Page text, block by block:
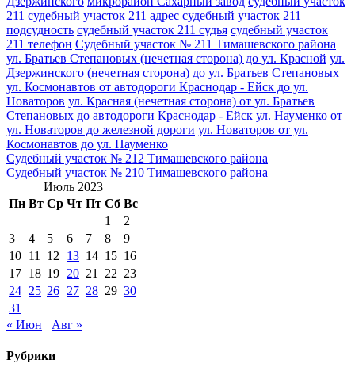
211 судебный участок 211 адрес судебный участок 211
подсудность судебный участок 211 судья судебный участок
211 телефон Судебный участок № 211 Тимашевского района
ул. Братьев Степановых (нечетная сторона) до ул. Красной ул.
Дзержинского (нечетная сторона) до ул. Братьев Степановых
ул. Космонавтов от автодороги Краснодар - Ейск до ул.
Новаторов ул. Красная (нечетная сторона) от ул. Братьев
Степановых до автодороги Краснодар - Ейск ул. Науменко от
ул. Новаторов до железной дороги ул. Новаторов от ул.
Космонавтов до ул. Науменко
Навигация
по
записям
Судебный участок № 212 Тимашевского района
Судебный участок № 210 Тимашевского района
Июль 2023
Пн Вт Ср Чт Пт Сб Вс
1
2
3
4 5 6 7 8
9
10 11 12 13 14 15 16
17 18 19 20 21 22 23
24 25 26 27 28 29 30
31
« Июн
Авг »
Рубрики